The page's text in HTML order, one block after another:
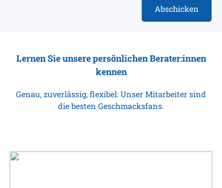
Abschicken
Lernen Sie unsere persönlichen Berater:innen
kennen
Genau, zuverlässig, flexibel: Unser Mitarbeiter sind
die besten Geschmacksfans.